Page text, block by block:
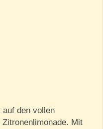
auf den vollen
Mit